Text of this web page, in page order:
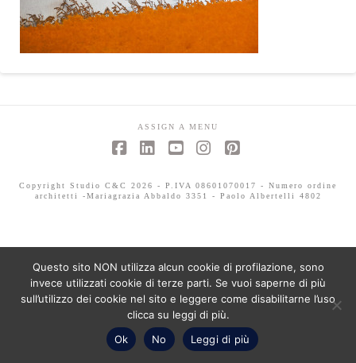
ASSIGN A MENU
Copyright Studio C&C 2026 - P.IVA 08601070017 - Numero ordine
architetti -Mariagrazia Abbaldo 3351 - Paolo Albertelli 4802
Questo sito NON utilizza alcun cookie di profilazione, sono
invece utilizzati cookie di terze parti. Se vuoi saperne di più
sull’utilizzo dei cookie nel sito e leggere come disabilitarne l’uso
clicca su leggi di più.
Ok
No Leggi di più